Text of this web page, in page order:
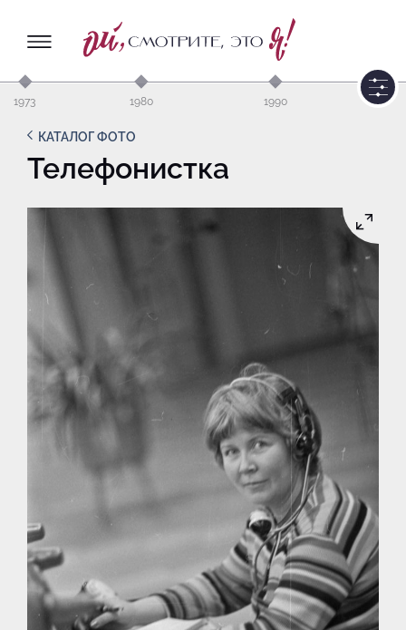
1973 1980 1990
КАТАЛОГ ФОТО
Телефонистка